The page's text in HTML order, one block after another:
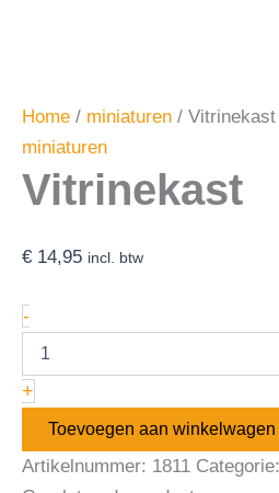
Home / miniaturen / Vitrinekast
miniaturen
Vitrinekast
€ 14,95 incl. btw
-
+
Toevoegen aan winkelwagen
Artikelnummer: 1811 Categorie: